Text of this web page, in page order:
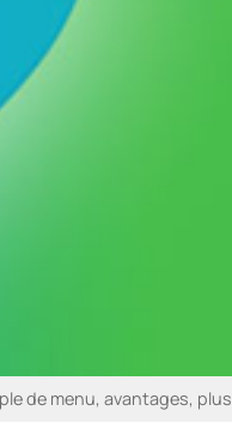
de menu, avantages, plus